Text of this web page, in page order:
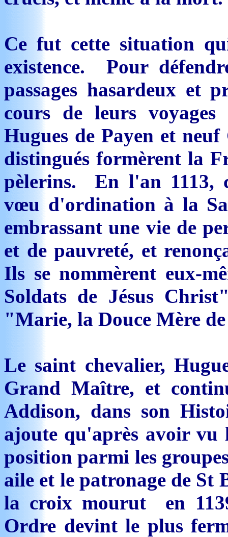
Ce fut cette situation
existence. Pour
passages hasardeux et
cours de leurs
Hugues de Payen et
distingués formèrent la
pèlerins. En l'an 1113,
vœu d'ordination à la
embrassant une vie de
et de pauvreté, et
Ils se nommèrent eux-
Soldats de Jésus
"Marie, la Douce Mère
Le saint chevalier,
Grand Maître, et
Addison, dans son
ajoute qu'après avoir vu
position parmi les
aile et le patronage de St
la croix mourut en
Ordre devint le plus